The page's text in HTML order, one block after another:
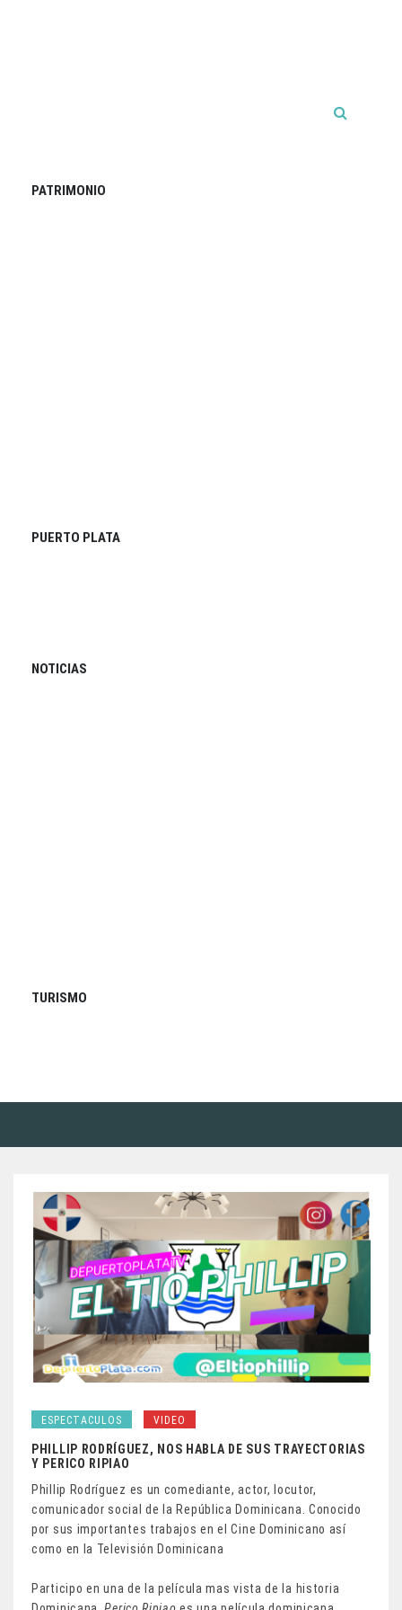
PATRIMONIO
PUERTO PLATA
NOTICIAS
TURISMO
ESPECTACULOS VIDEO
PHILLIP RODRÍGUEZ, NOS HABLA DE SUS TRAYECTORIAS
Y PERICO RIPIAO
Phillip Rodríguez es un comediante, actor, locutor,
comunicador social de la República Dominicana. Conocido
por sus importantes trabajos en el Cine Dominicano así
como en la Televisión Dominicana
Participo en una de la película mas vista de la historia